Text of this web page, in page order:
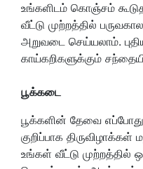
உங்களிடம் கொஞ்சம்
வீட்டு முற்றத்தில் பருவகால
அறுவடை செய்யலாம்.
காய்கறிகளுக்கும்
பூக்கடை
பூக்களின் தேவை
குறிப்பாக
உங்கள் வீட்டு முற்றத்தில்